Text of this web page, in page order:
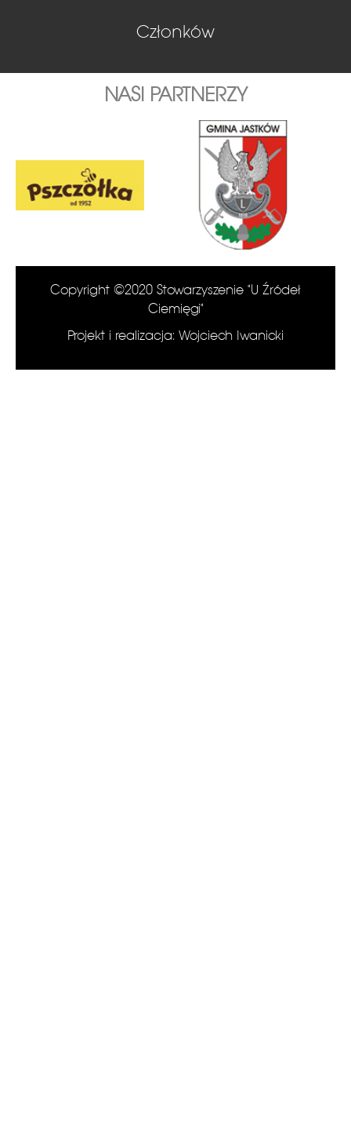
Członków
NASI PARTNERZY
Copyright ©2020 Stowarzyszenie "U Źródeł
Ciemięgi"
Projekt i realizacja: Wojciech Iwanicki